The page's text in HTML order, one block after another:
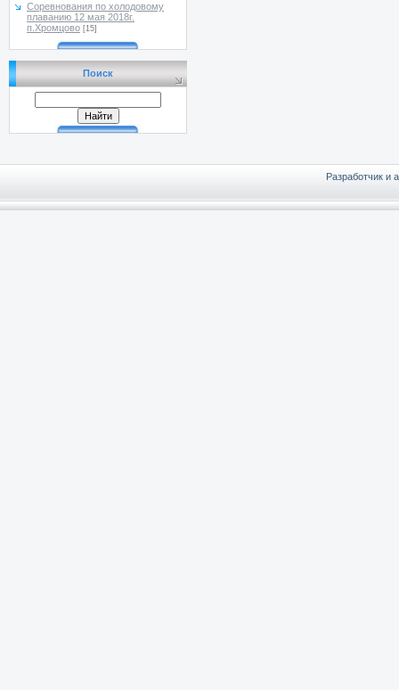
Соревнования по холодовому
плаванию 12 мая 2018г.
п.Хромцово [15]
Поиск
Разработчик и